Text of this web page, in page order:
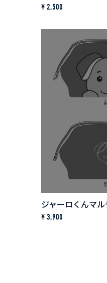
¥ 2,500
ジャーロくんマ
¥ 3,900